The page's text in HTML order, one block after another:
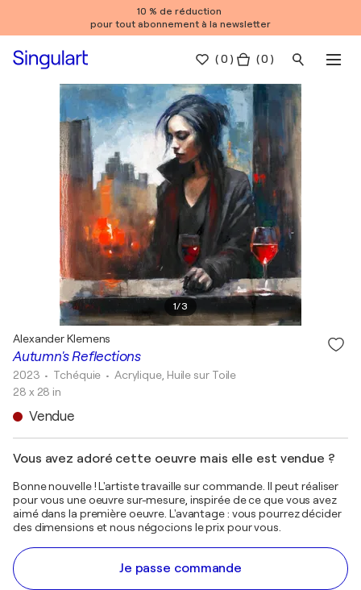
10 % de réduction
pour tout abonnement à la newsletter
(0 ) ( 0 )
1/3
Autumn's Reflections
Alexander Klemens
2023 • Tchéquie • Acrylique, Huile sur Toile
28 x 28 in
Vendue
Vous avez adoré cette oeuvre mais elle est vendue ?
Bonne nouvelle ! L'artiste travaille sur commande. Il peut réaliser
pour vous une oeuvre sur-mesure, inspirée de ce que vous avez
aimé dans la première oeuvre. L'avantage : vous pourrez décider
des dimensions et nous négocions le prix pour vous.
Je passe commande